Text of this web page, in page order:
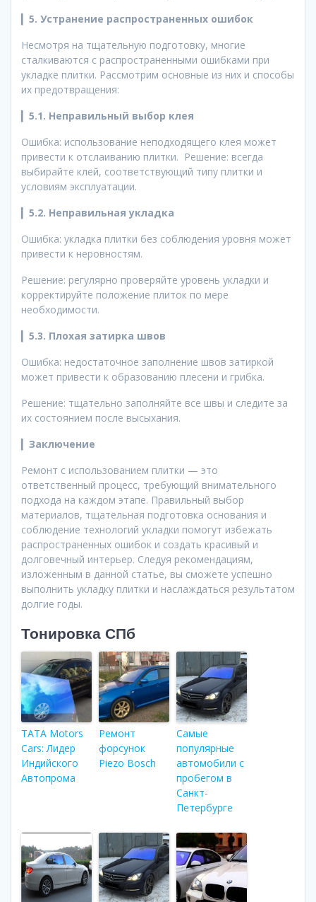
5. Устранение распространенных ошибок
Несмотря на тщательную подготовку, многие
сталкиваются с распространенными ошибками при
укладке плитки. Рассмотрим основные из них и способы
их предотвращения:
5.1. Неправильный выбор клея
Ошибка: использование неподходящего клея может
привести к отслаиванию плитки. Решение: всегда
выбирайте клей, соответствующий типу плитки и
условиям эксплуатации.
5.2. Неправильная укладка
Ошибка: укладка плитки без соблюдения уровня может
привести к неровностям.
Решение: регулярно проверяйте уровень укладки и
корректируйте положение плиток по мере
необходимости.
5.3. Плохая затирка швов
Ошибка: недостаточное заполнение швов затиркой
может привести к образованию плесени и грибка.
Решение: тщательно заполняйте все швы и следите за
их состоянием после высыхания.
Заключение
Ремонт с использованием плитки — это
ответственный процесс, требующий внимательного
подхода на каждом этапе. Правильный выбор
материалов, тщательная подготовка основания и
соблюдение технологий укладки помогут избежать
распространенных ошибок и создать красивый и
долговечный интерьер. Следуя рекомендациям,
изложенным в данной статье, вы сможете успешно
выполнить укладку плитки и наслаждаться результатом
долгие годы.
Тонировка СПб
TATA Motors
Cars: Лидер
Индийского
Автопрома
Ремонт
форсунок
Piezo Bosch
Самые
популярные
автомобили с
пробегом в
Санкт-
Петербурге